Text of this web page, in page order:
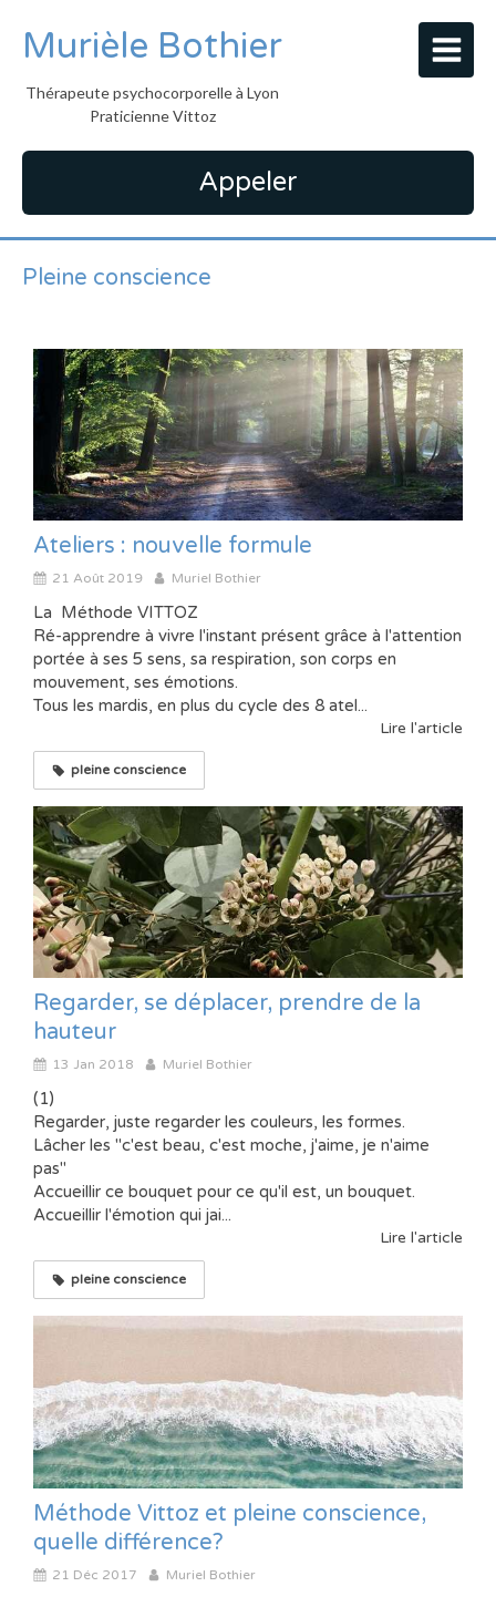
Murièle Bothier
Thérapeute psychocorporelle à Lyon
Praticienne Vittoz
Appeler
Pleine conscience
Ateliers : nouvelle formule
21 Août 2019 Muriel Bothier
La Méthode VITTOZ
Ré-apprendre à vivre l'instant présent grâce à l'attention
portée à ses 5 sens, sa respiration, son corps en
mouvement, ses émotions.
Tous les mardis, en plus du cycle des 8 atel...
Lire l'article
pleine conscience
Regarder, se déplacer, prendre de la
hauteur
13 Jan 2018 Muriel Bothier
(1)
Regarder, juste regarder les couleurs, les formes.
Lâcher les "c'est beau, c'est moche, j'aime, je n'aime
pas"
Accueillir ce bouquet pour ce qu'il est, un bouquet.
Accueillir l'émotion qui jai...
Lire l'article
pleine conscience
Méthode Vittoz et pleine conscience,
quelle différence?
21 Déc 2017 Muriel Bothier